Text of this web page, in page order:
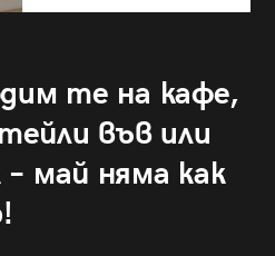
те на кафе,
във или
– май няма как